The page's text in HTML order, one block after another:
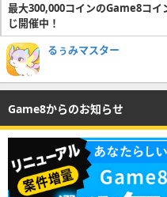
最大300,000コインのGame8コイ
じ開催中！
るぅみマスター
Game8からのお知らせ